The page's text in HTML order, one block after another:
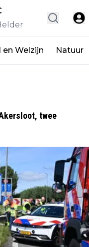
en Welzijn Natuur
twee